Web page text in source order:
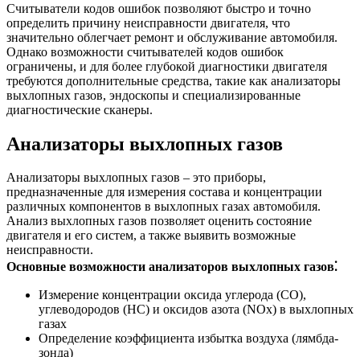
Считыватели кодов ошибок позволяют быстро и точно
определить причину неисправности двигателя, что
значительно облегчает ремонт и обслуживание автомобиля.
Однако возможности считывателей кодов ошибок
ограничены, и для более глубокой диагностики двигателя
требуются дополнительные средства, такие как анализаторы
выхлопных газов, эндоскопы и специализированные
диагностические сканеры.
Анализаторы выхлопных газов
Анализаторы выхлопных газов – это приборы,
предназначенные для измерения состава и концентрации
различных компонентов в выхлопных газах автомобиля.
Анализ выхлопных газов позволяет оценить состояние
двигателя и его систем, а также выявить возможные
неисправности.
Основные возможности анализаторов выхлопных газов⁚
Измерение концентрации оксида углерода (CO),
углеводородов (HC) и оксидов азота (NOx) в выхлопных
газах
Определение коэффициента избытка воздуха (лямбда-
зонда)